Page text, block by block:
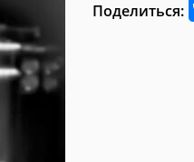
Поделиться: